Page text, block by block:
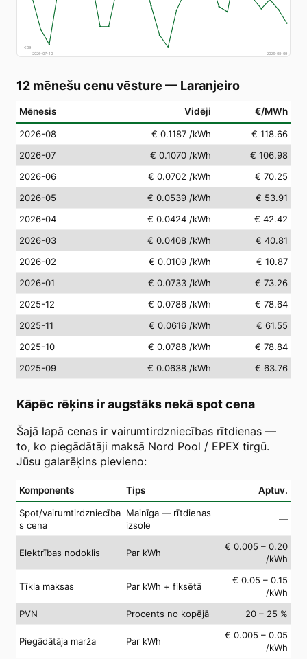
€69
2026-07-10
2026-08-09
12 mēnešu cenu vēsture — Laranjeiro
Mēnesis Vidēji €/MWh
2026-08 € 0.1187 /kWh
€ 118.66
2026-07
€ 0.1070 /kWh
€ 106.98
2026-06
€ 0.0702 /kWh
€ 70.25
2026-05
€ 0.0539 /kWh
€ 53.91
2026-04
€ 0.0424 /kWh
€ 42.42
2026-03
€ 0.0408 /kWh
€ 40.81
2026-02
€ 0.0109 /kWh
€ 10.87
2026-01
€ 0.0733 /kWh
€ 73.26
2025-12
€ 0.0786 /kWh
€ 78.64
2025-11
€ 0.0616 /kWh
€ 61.55
2025-10
€ 0.0788 /kWh
€ 78.84
2025-09
€ 0.0638 /kWh € 63.76
Kāpēc rēķins ir augstāks nekā spot cena
Šajā lapā cenas ir vairumtirdzniecības rītdienas —
to, ko piegādātāji maksā Nord Pool / EPEX tirgū.
Jūsu galarēķins pievieno:
Komponents Tips Aptuv.
Spot/vairumtirdzniecība
s cena
Mainīga — rītdienas
izsole
—
Elektrības nodoklis Par kWh
€ 0.005 – 0.20
/kWh
Tīkla maksas Par kWh + fiksētā
€ 0.05 – 0.15
/kWh
PVN
Procents no kopējā 20 – 25 %
Piegādātāja marža Par kWh
€ 0.005 – 0.05
/kWh